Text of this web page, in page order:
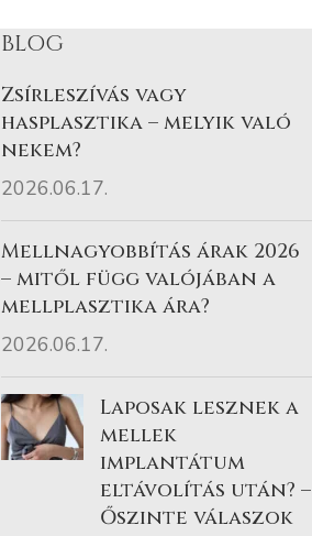
BLOG
Zsírleszívás vagy
hasplasztika – melyik való
nekem?
2026.06.17.
Mellnagyobbítás árak 2026
– mitől függ valójában a
mellplasztika ára?
2026.06.17.
Laposak lesznek a
mellek
implantátum
eltávolítás után? –
Őszinte válaszok